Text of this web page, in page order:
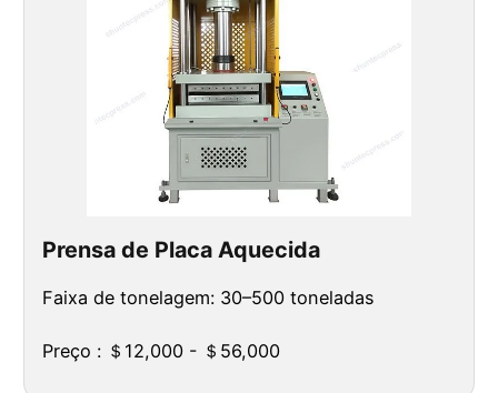
Prensa de Placa Aquecida
Faixa de tonelagem: 30–500 toneladas
Preço : ＄12,000 - ＄56,000